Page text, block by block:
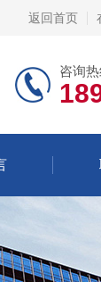
返回首页
咨询